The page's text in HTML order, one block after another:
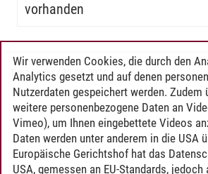
vorhanden
Timo Leder/30.06.2024
Wir verwenden Cookies, die durch den
Analytics gesetzt und auf denen
Nutzerdaten gespeichert werden.
weitere personenbezogene Daten an
Vimeo), um Ihnen eingebettete Videos
Daten werden unter anderem in die USA
Europäische Gerichtshof hat das
USA, gemessen an EU-Standards,